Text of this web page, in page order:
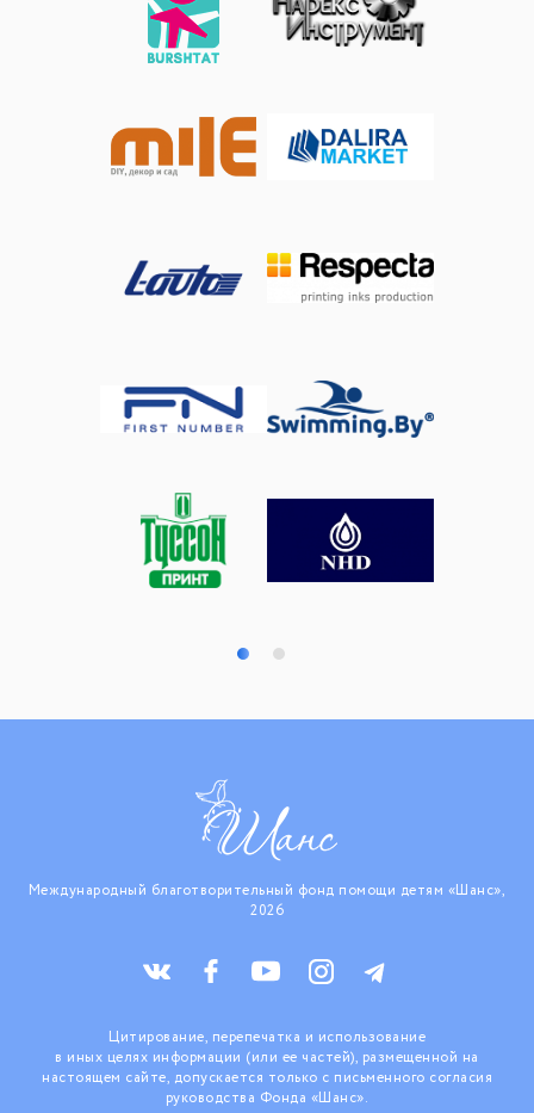
Международный благотворительный фонд помощи детям «Шанс»,
2026
Цитирование, перепечатка и использование
в иных целях информации (или ее частей), размещенной на
настоящем сайте, допускается только с письменного согласия
руководства Фонда «Шанс».